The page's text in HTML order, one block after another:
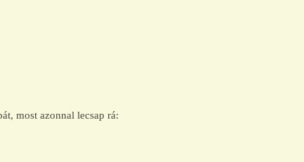
most azonnal lecsap rá: